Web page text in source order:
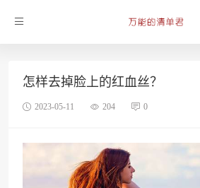
怎样去掉脸上的红血丝？
2023-05-11 204 0